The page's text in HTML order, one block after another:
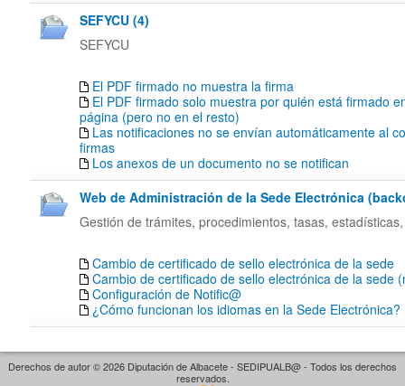
SEFYCU (4)
SEFYCU
El PDF firmado no muestra la firma
El PDF firmado solo muestra por quién está firmado
página (pero no en el resto)
Las notificaciones no se envían automáticamente al
firmas
Los anexos de un documento no se notifican
Web de Administración de la Sede Electrónica
Gestión de trámites, procedimientos, tasas,
Cambio de certificado de sello electrónica de la sede
Cambio de certificado de sello electrónica de la sede
Configuración de Notific@
¿Cómo funcionan los idiomas en la Sede Electrónica?
Derechos de autor © 2026 Diputación de Albacete - SEDIPUALB@ - Todos los derechos
reservados.